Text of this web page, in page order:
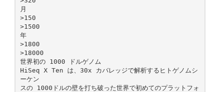
月
>150
>1500
年
>1800
>18000
世界初の 1000 ドルゲノム
HiSeq X Ten は、30x カバレッジで解析するヒトゲノムシ
ーケン
スの 1000ドルの壁を打ち破った世界で初めてのプラットフォ